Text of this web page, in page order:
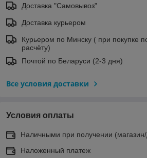
Доставка "Самовывоз"
Доставка курьером
Курьером по Минску ( при покупке
расчёту)
Почтой по Беларуси (2-3 дня)
Все условия доставки
Условия оплаты
Наличными при получении (магазин/
Наложенный платеж